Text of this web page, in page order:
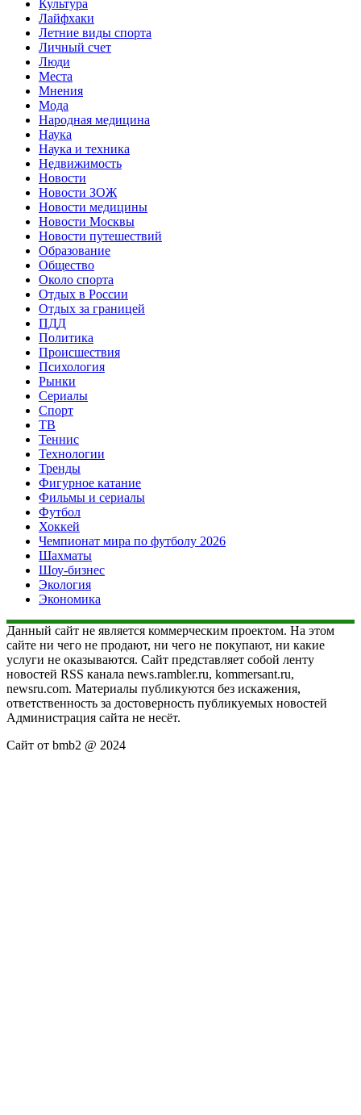
Культура
Лайфхаки
Летние виды спорта
Личный счет
Люди
Места
Мнения
Мода
Народная медицина
Наука
Наука и техника
Недвижимость
Новости
Новости ЗОЖ
Новости медицины
Новости Москвы
Новости путешествий
Образование
Общество
Около спорта
Отдых в России
Отдых за границей
ПДД
Политика
Происшествия
Психология
Рынки
Сериалы
Спорт
ТВ
Теннис
Технологии
Тренды
Фигурное катание
Фильмы и сериалы
Футбол
Хоккей
Чемпионат мира по футболу 2026
Шахматы
Шоу-бизнес
Экология
Экономика
Данный сайт не является коммерческим проектом. На этом
сайте ни чего не продают, ни чего не покупают, ни какие
услуги не оказываются. Сайт представляет собой ленту
новостей RSS канала news.rambler.ru, kommersant.ru,
newsru.com. Материалы публикуются без искажения,
ответственность за достоверность публикуемых новостей
Администрация сайта не несёт.
Сайт от bmb2 @ 2024